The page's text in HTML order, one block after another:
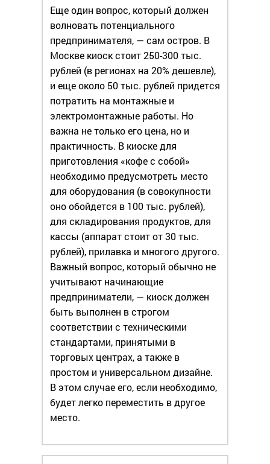
Еще один вопрос, который должен
волновать потенциального
предпринимателя, — сам остров. В
Москве киоск стоит 250-300 тыс.
рублей (в регионах на 20% дешевле),
и еще около 50 тыс. рублей придется
потратить на монтажные и
электромонтажные работы. Но
важна не только его цена, но и
практичность. В киоске для
приготовления «кофе с собой»
необходимо предусмотреть место
для оборудования (в совокупности
оно обойдется в 100 тыс. рублей),
для складирования продуктов, для
кассы (аппарат стоит от 30 тыс.
рублей), прилавка и многого другого.
Важный вопрос, который обычно не
учитывают начинающие
предприниматели, — киоск должен
быть выполнен в строгом
соответствии с техническими
стандартами, принятыми в
торговых центрах, а также в
простом и универсальном дизайне.
В этом случае его, если необходимо,
будет легко переместить в другое
место.